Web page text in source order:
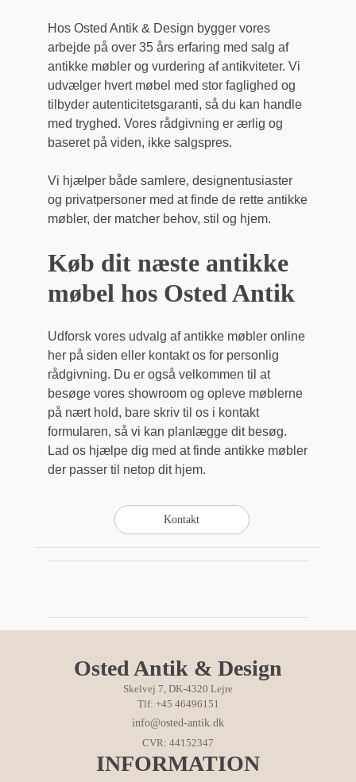
Hos Osted Antik & Design bygger vores
arbejde på over 35 års erfaring med salg af
antikke møbler og vurdering af antikviteter. Vi
udvælger hvert møbel med stor faglighed og
tilbyder autenticitetsgaranti, så du kan handle
med tryghed. Vores rådgivning er ærlig og
baseret på viden, ikke salgspres.
Vi hjælper både samlere, designentusiaster
og privatpersoner med at finde de rette antikke
møbler, der matcher behov, stil og hjem.
Køb dit næste antikke
møbel hos Osted Antik
Udforsk vores udvalg af antikke møbler online
her på siden eller kontakt os for personlig
rådgivning. Du er også velkommen til at
besøge vores showroom og opleve møblerne
på nært hold, bare skriv til os i kontakt
formularen, så vi kan planlægge dit besøg.
Lad os hjælpe dig med at finde antikke møbler
der passer til netop dit hjem.
Osted Antik & Design
Skelvej 7, DK-4320 Lejre
Tlf: +45 46496151
info@osted-antik.dk
CVR: 44152347
INFORMATION